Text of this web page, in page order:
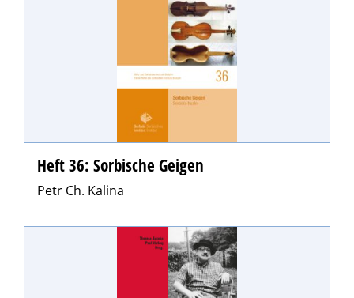
Heft 36: Sorbische Geigen
Petr Ch. Kalina